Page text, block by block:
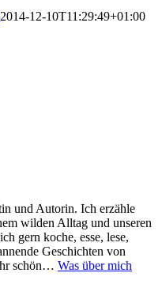
2014-12-10T11:29:49+01:00
und Autorin. Ich erzähle
wilden Alltag und unseren
gern koche, esse, lese,
Geschichten von
schön… Was über mich